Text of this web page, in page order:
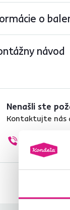
o
návod
Nenašli ste
Kontaktujte nás
02/ 40 100